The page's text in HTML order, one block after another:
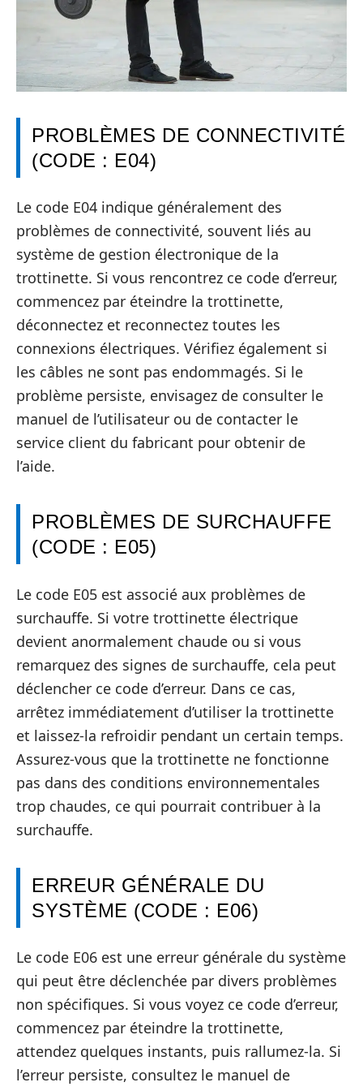
PROBLÈMES DE CONNECTIVITÉ
(CODE : E04)
Le code E04 indique généralement des
problèmes de connectivité, souvent liés au
système de gestion électronique de la
trottinette. Si vous rencontrez ce code d’erreur,
commencez par éteindre la trottinette,
déconnectez et reconnectez toutes les
connexions électriques. Vérifiez également si
les câbles ne sont pas endommagés. Si le
problème persiste, envisagez de consulter le
manuel de l’utilisateur ou de contacter le
service client du fabricant pour obtenir de
l’aide.
PROBLÈMES DE SURCHAUFFE
(CODE : E05)
Le code E05 est associé aux problèmes de
surchauffe. Si votre trottinette électrique
devient anormalement chaude ou si vous
remarquez des signes de surchauffe, cela peut
déclencher ce code d’erreur. Dans ce cas,
arrêtez immédiatement d’utiliser la trottinette
et laissez-la refroidir pendant un certain temps.
Assurez-vous que la trottinette ne fonctionne
pas dans des conditions environnementales
trop chaudes, ce qui pourrait contribuer à la
surchauffe.
ERREUR GÉNÉRALE DU
SYSTÈME (CODE : E06)
Le code E06 est une erreur générale du système
qui peut être déclenchée par divers problèmes
non spécifiques. Si vous voyez ce code d’erreur,
commencez par éteindre la trottinette,
attendez quelques instants, puis rallumez-la. Si
l’erreur persiste, consultez le manuel de